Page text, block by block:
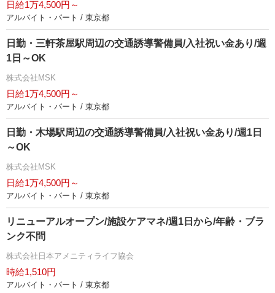
日給1万4,500円～
アルバイト・パート / 東京都
日勤・三軒茶屋駅周辺の交通誘導警備員/入社祝い金あり/週
1日～OK
株式会社MSK
日給1万4,500円～
アルバイト・パート / 東京都
日勤・木場駅周辺の交通誘導警備員/入社祝い金あり/週1日
～OK
株式会社MSK
日給1万4,500円～
アルバイト・パート / 東京都
リニューアルオープン/施設ケアマネ/週1日から/年齢・ブラ
ンク不問
株式会社日本アメニティライフ協会
時給1,510円
アルバイト・パート / 東京都